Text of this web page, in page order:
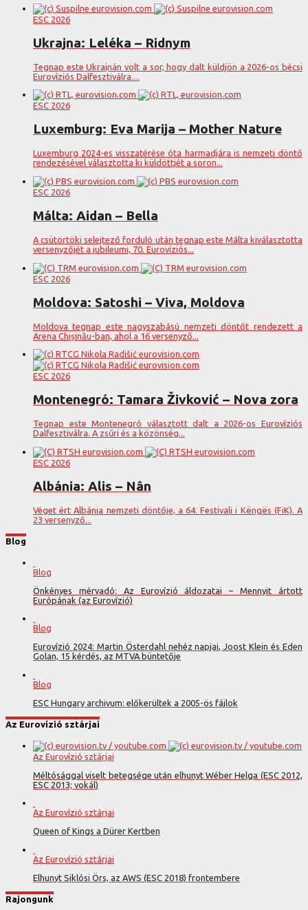
ESC 2026
Ukrajna: Leléka – Ridnym
Tegnap este Ukrajnán volt a sor, hogy dalt küldjön a 2026-os bécsi
Eurovíziós Dalfesztiválra....
ESC 2026
Luxemburg: Eva Marija – Mother Nature
Luxemburg 2024-es visszatérése óta harmadjára is nemzeti döntő
rendezésével választotta ki küldöttjét a soron...
ESC 2026
Málta: Aidan – Bella
A csütörtöki selejtező forduló után tegnap este Málta kiválasztotta
versenyzőjét a jubileumi, 70. Eurovíziós...
ESC 2026
Moldova: Satoshi – Viva, Moldova
Moldova tegnap este nagyszabású nemzeti döntőt rendezett a
Arena Chișinău-ban, ahol a 16 versenyző...
ESC 2026
Montenegró: Tamara Živković – Nova zora
Tegnap este Montenegró választott dalt a 2026-os Eurovíziós
Dalfesztiválra. A zsűri és a közönség...
ESC 2026
Albánia: Alis – Nân
Véget ért Albánia nemzeti döntője, a 64. Festivali i Këngës (FiK). A
23 versenyző...
Blog
Blog
Önkényes mérvadó: Az Eurovízió áldozatai – Mennyit ártott
Európának (az Eurovízió)
Blog
Eurovízió 2024: Martin Österdahl nehéz napjai, Joost Klein és Eden
Golan, 15 kérdés, az MTVA büntetője
Blog
ESC Hungary archivum: előkerültek a 2005-ös fájlok
Az Eurovízió sztárjai
Az Eurovízió sztárjai
Méltósággal viselt betegsége után elhunyt Wéber Helga (ESC 2012,
ESC 2013; vokál)
Az Eurovízió sztárjai
Queen of Kings a Dürer Kertben
Az Eurovízió sztárjai
Elhunyt Siklósi Örs, az AWS (ESC 2018) frontembere
Rajongunk